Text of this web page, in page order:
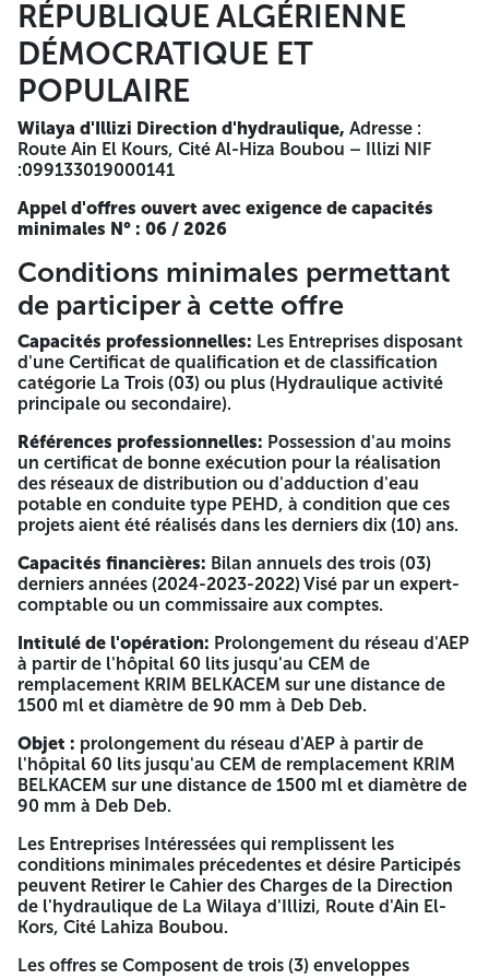
les personnes à engager l'entreprise + Attestation de dépôt
légal des comptes sociaux Pour l'année 2024. Planning de
réalisation cacheté et daté (Identique au délai de
réalisation proposé). Le registre électronique du
commerce. - le numéro d'identification fiscale. Extrait de
rôle apuré ou avec planning de paiement. - l'extrait de
casier judiciaire. Attestation de mise à jour CNAS, CASNOS,
CACOBAPH. Tout d'écument permettant d'évaluer les
capacités des candidats, des soumissionnaires ou, le cas
échéant, des sous-traitants: A capacités professionnelles:
Certificat de qualification et de classification requis. B
bilans et les références bancaires: Bilan annuels des trois
(03) derniers années Visé par un expert-comptable ou un
commissaire aux comptes. C* capacité Technique: Moyens
humains et Matériels et Références professionnelles les
derniers dix (10) ans. Une liste détaillée des moyens
humains justifiée par diplôme pour les cadres avec
attestation d'affiliation à la CNAS en cour de validité et
établie a trois mois au maximum avant la date d'ouverture
en plus. Une liste détaillée des matériels accompagnés des
pièces justificatives. (Carte grises ou permis temporaire de
circulation et certificats d'assurances valide, PV huissier
valable un 01 an avant la date d'ouverture des offres pour
le matériel non roulant, cartes grises et certificats
d'assurances pour le matériel non roulant. Possession d'au
moins un certificat de bonne exécution requis visé par le
maitre d'ouvrage. - 2 / – offre technique: Déclaration à
souscrire remplie, signée et daté. Tout document
permettant d'évaluer l'offre technique : un mémoire
technique justificatif et tout autre document exigé en
application des dispositions de l'article 78 du décret 15-
247 du 16/09/2016 portant réglementation des marchés
publics et des délégations de service public. Le cahier des
la mention manuscrites "lu et accepté" - 3 – offre
financière: La lettre de soumission remplie, signé et daté Le
bordereau des prix unitaires (bpu) rempli, cacheté, signé et
daté Le Devis quantitatif et estimatif (dqe) rempli, cacheté,
jour de l'ouverture des offres Les offres seront déposées à
la Direction de l'hydraulique de la Wilaya d'Illizi le
Quinzème (15) jour à compter de la date de la première
publication du présent avis dans les quotidiens nationaux
ou BOMOP ou presse électronique agréée avant 12h00, et
offres : Les entrepreneurs restent engagés par leurs offres
RÉPUBLIQUE ALGÉRIENNE
DÉMOCRATIQUE ET
POPULAIRE
Wilaya d'Illizi Direction d'hydraulique, Adresse :
Route Ain El Kours, Cité Al-Hiza Boubou – Illizi NIF
:099133019000141
Appel d'offres ouvert avec exigence de capacités
minimales N° : 06 / 2026
Conditions minimales permettant
de participer à cette offre
Capacités professionnelles: Les Entreprises disposant
d'une Certificat de qualification et de classification
catégorie La Trois (03) ou plus (Hydraulique activité
principale ou secondaire).
Références professionnelles: Possession d'au moins
un certificat de bonne exécution pour la réalisation
des réseaux de distribution ou d'adduction d'eau
potable en conduite type PEHD, à condition que ces
projets aient été réalisés dans les derniers dix (10) ans.
Capacités financières: Bilan annuels des trois (03)
derniers années (2024-2023-2022) Visé par un expert-
comptable ou un commissaire aux comptes.
Intitulé de l'opération: Prolongement du réseau d'AEP
à partir de l'hôpital 60 lits jusqu'au CEM de
remplacement KRIM BELKACEM sur une distance de
1500 ml et diamètre de 90 mm à Deb Deb.
Objet : prolongement du réseau d'AEP à partir de
l'hôpital 60 lits jusqu'au CEM de remplacement KRIM
BELKACEM sur une distance de 1500 ml et diamètre de
90 mm à Deb Deb.
Les Entreprises Intéressées qui remplissent les
conditions minimales précedentes et désire Participés
peuvent Retirer le Cahier des Charges de la Direction
de l'hydraulique de La Wilaya d'Illizi, Route d'Ain El-
Kors, Cité Lahiza Boubou.
Les offres se Composent de trois (3) enveloppes